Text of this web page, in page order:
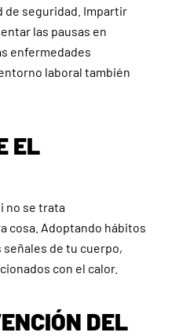
de seguridad. Impartir
las pausas en
enfermedades
laboral también
EL
no se trata
cosa. Adoptando hábitos
de tu cuerpo,
con el calor.
DEL